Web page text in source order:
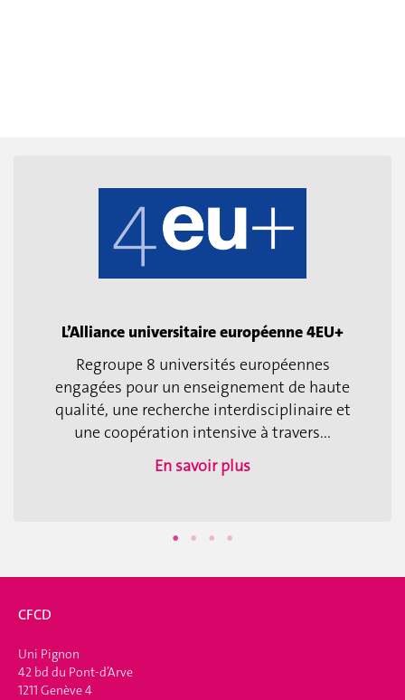
L’Alliance universitaire européenne 4EU+
Regroupe 8 universités européennes
engagées pour un enseignement de haute
qualité, une recherche interdisciplinaire et
une coopération intensive à travers...
En savoir plus
CFCD
Uni Pignon
42 bd du Pont-d’Arve
1211 Genève 4